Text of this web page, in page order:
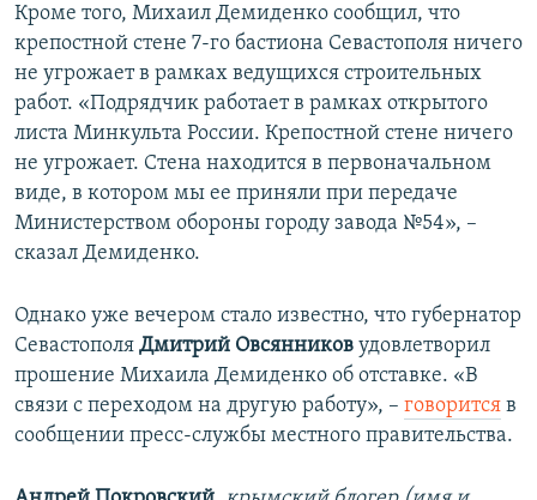
Кроме того, Михаил Демиденко сообщил, что
крепостной стене 7-го бастиона Севастополя ничего
не угрожает в рамках ведущихся строительных
работ. «Подрядчик работает в рамках открытого
листа Минкульта России. Крепостной стене ничего
не угрожает. Стена находится в первоначальном
виде, в котором мы ее приняли при передаче
Министерством обороны городу завода №54», –
сказал Демиденко.
Однако уже вечером стало известно, что губернатор
Севастополя Дмитрий Овсянников удовлетворил
прошение Михаила Демиденко об отставке. «В
связи с переходом на другую работу», – говорится в
сообщении пресс-службы местного правительства.